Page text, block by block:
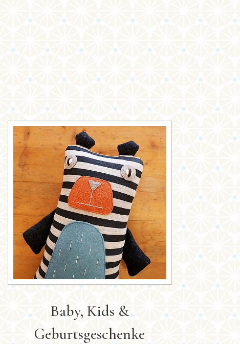
Baby, Kids &
Geburtsgeschenke